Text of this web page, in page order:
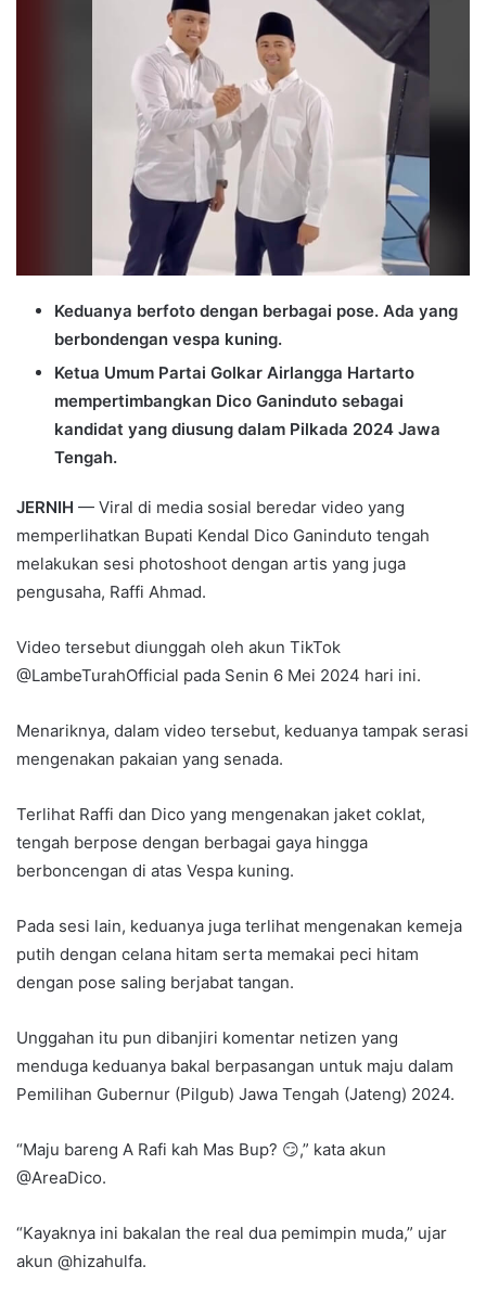
Keduanya berfoto dengan berbagai pose. Ada yang
berbondengan vespa kuning.
Ketua Umum Partai Golkar Airlangga Hartarto
mempertimbangkan Dico Ganinduto sebagai
kandidat yang diusung dalam Pilkada 2024 Jawa
Tengah.
JERNIH — Viral di media sosial beredar video yang
memperlihatkan Bupati Kendal Dico Ganinduto tengah
melakukan sesi photoshoot dengan artis yang juga
pengusaha, Raffi Ahmad.
Video tersebut diunggah oleh akun TikTok
@LambeTurahOfficial pada Senin 6 Mei 2024 hari ini.
Menariknya, dalam video tersebut, keduanya tampak serasi
mengenakan pakaian yang senada.
Terlihat Raffi dan Dico yang mengenakan jaket coklat,
tengah berpose dengan berbagai gaya hingga
berboncengan di atas Vespa kuning.
Pada sesi lain, keduanya juga terlihat mengenakan kemeja
putih dengan celana hitam serta memakai peci hitam
dengan pose saling berjabat tangan.
Unggahan itu pun dibanjiri komentar netizen yang
menduga keduanya bakal berpasangan untuk maju dalam
Pemilihan Gubernur (Pilgub) Jawa Tengah (Jateng) 2024.
“Maju bareng A Rafi kah Mas Bup? 😏,” kata akun
@AreaDico.
“Kayaknya ini bakalan the real dua pemimpin muda,” ujar
akun @hizahulfa.